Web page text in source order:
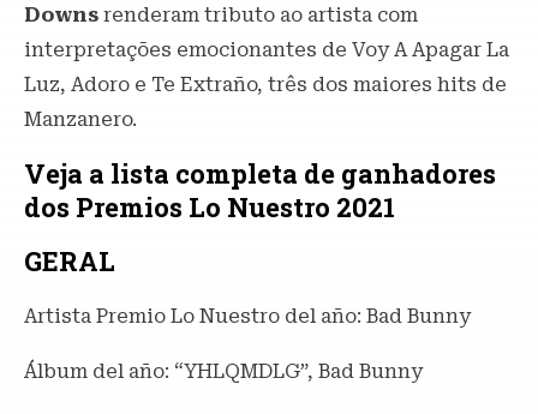
Downs renderam tributo ao artista com
interpretações emocionantes de Voy A Apagar La
Luz, Adoro e Te Extraño, três dos maiores hits de
Manzanero.
Veja a lista completa de ganhadores
dos Premios Lo Nuestro 2021
GERAL
Artista Premio Lo Nuestro del año: Bad Bunny
Álbum del año: “YHLQMDLG”, Bad Bunny